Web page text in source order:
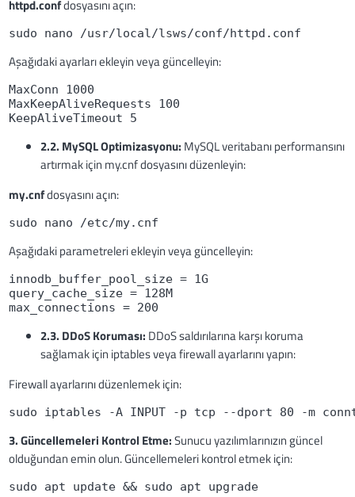
httpd.confdosyasını açın:
sudo nano /usr/local/lsws/conf/httpd.conf
Aşağıdaki ayarları ekleyin veya güncelleyin:
MaxConn 1000
MaxKeepAliveRequests 100
KeepAliveTimeout 5
2.2. MySQL Optimizasyonu: MySQL veritabanı performansını
artırmak için my.cnf dosyasını düzenleyin:
my.cnfdosyasını açın:
sudo nano /etc/my.cnf
Aşağıdaki parametreleri ekleyin veya güncelleyin:
innodb_buffer_pool_size = 1G
query_cache_size = 128M
max_connections = 200
2.3. DDoS Koruması: DDoS saldırılarına karşı koruma
sağlamak için iptables veya firewall ayarlarını yapın:
Firewall ayarlarını düzenlemek için:
sudo iptables -A INPUT -p tcp --dport 80 -m
3. Güncellemeleri Kontrol Etme:Sunucu yazılımlarınızın güncel
olduğundan emin olun. Güncellemeleri kontrol etmek için:
sudo apt update && sudo apt upgrade